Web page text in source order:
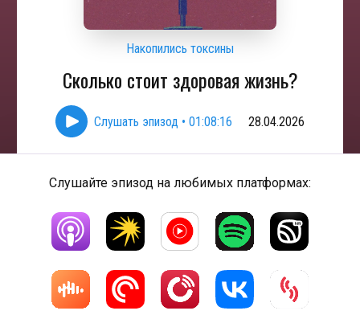
Накопились токсины
Сколько стоит здоровая жизнь?
Слушать эпизод • 01:08:16 28.04.2026
Слушайте эпизод на любимых платформах: